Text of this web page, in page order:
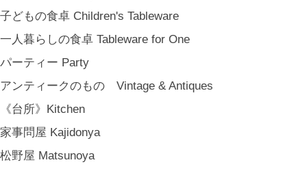
子どもの食卓 Children's Tableware
一人暮らしの食卓 Tableware for One
パーティー Party
アンティークのもの Vintage & Antiques
《台所》Kitchen
家事問屋 Kajidonya
松野屋 Matsunoya